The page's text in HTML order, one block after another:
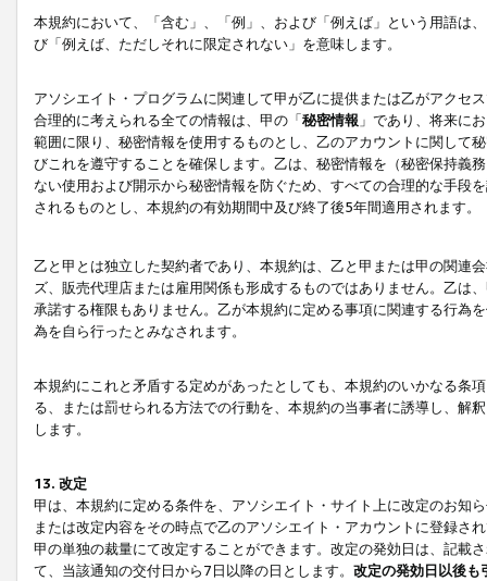
本規約において、「含む」、「例」、および「例えば」という用語は
び「例えば、ただしそれに限定されない」を意味します。
アソシエイト・プログラムに関連して甲が乙に提供または乙がアクセ
合理的に考えられる全ての情報は、甲の「秘密情報 」であり、将来に
範囲に限り、秘密情報を使用するものとし、乙のアカウントに関して
びこれを遵守することを確保します。乙は、秘密情報を（秘密保持義
ない使用および開示から秘密情報を防ぐため、すべての合理的な手段
されるものとし、本規約の有効期間中及び終了後5年間適用されます。
乙と甲とは独立した契約者であり、本規約は、乙と甲または甲の関連
ズ、販売代理店または雇用関係も形成するものではありません。乙は
承諾する権限もありません。乙が本規約に定める事項に関連する行為
為を自ら行ったとみなされます。
本規約にこれと矛盾する定めがあったとしても、本規約のいかなる条
る、または罰せられる方法での行動を、本規約の当事者に誘導し、解
します。
13. 改定
甲は、本規約に定める条件を、アソシエイト・サイト上に改定のお知
または改定内容をその時点で乙のアソシエイト・アカウントに登録さ
甲の単独の裁量にて改定することができます。改定の発効日は、記載
て、当該通知の交付日から7日以降の日とします。 改定の発効日以後も